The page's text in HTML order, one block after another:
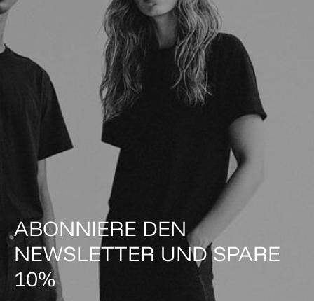
ABONNIERE DEN
NEWSLETTER UND SPARE
10%